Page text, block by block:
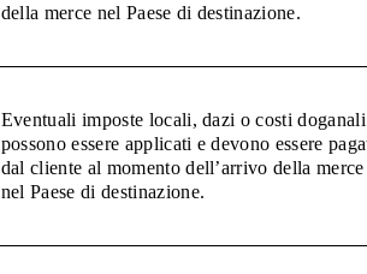
della merce nel Paese di destinazione.
Eventuali imposte locali, dazi o costi doganali
possono essere applicati e devono essere
dal cliente al momento dell’arrivo della merce
nel Paese di destinazione.